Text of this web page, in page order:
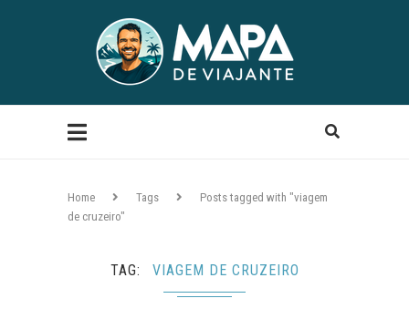
Home Tags
Posts tagged with "viagem
de cruzeiro"
TAG VIAGEM DE CRUZEIRO